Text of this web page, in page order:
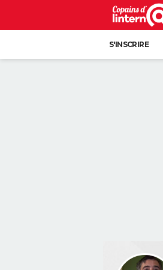
S'INSCRIRE